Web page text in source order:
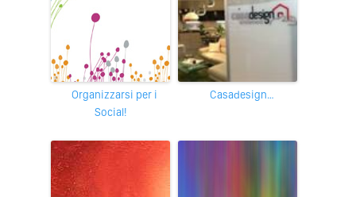
Organizzarsi per i
Social!
Casadesign…